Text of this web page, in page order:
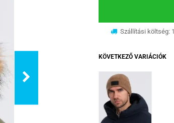
Szállítási költség:
KÖVETKEZŐ VARIÁCIÓK